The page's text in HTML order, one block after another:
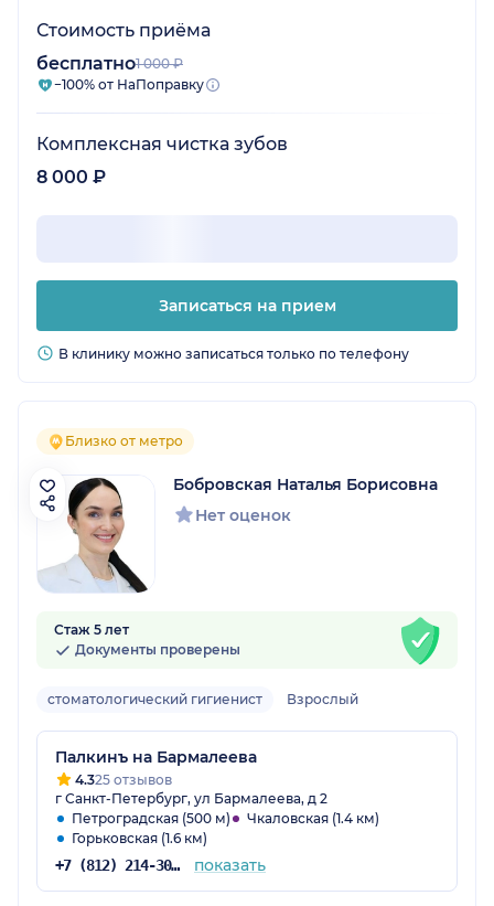
Стоимость приёма
бесплатно1 000 ₽
−100% от НаПоправку
Комплексная чистка зубов
8 000 ₽
Записаться на прием
В клинику можно записаться только по телефону
Близко от метро
Бобровская Наталья Борисовна
Нет оценок
Стаж 5 лет
Документы проверены
стоматологический гигиенист Взрослый
Палкинъ на Бармалеева
4.325 отзывов
г Санкт-Петербург, ул Бармалеева, д 2
Петроградская (500 м)
Чкаловская (1.4 км)
Горьковская (1.6 км)
+7 (812) 214-30-52 показать